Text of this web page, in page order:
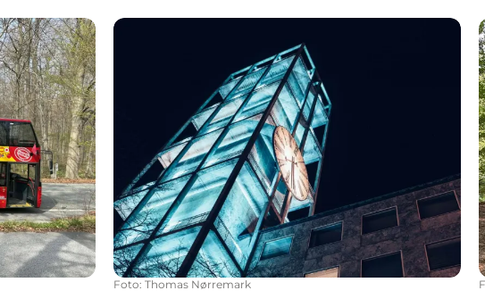
Rådhusrundvisning
Foto: Thomas Nørremark